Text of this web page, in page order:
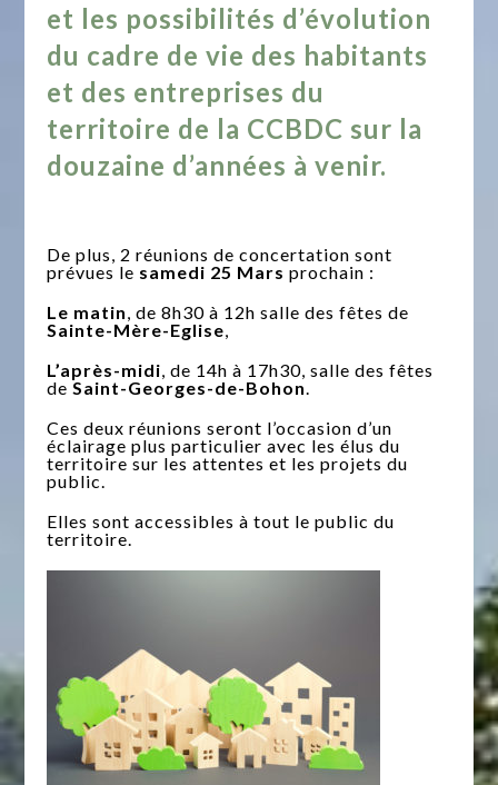
et les possibilités d’évolution
du cadre de vie des habitants
et des entreprises du
territoire de la CCBDC sur la
douzaine d’années à venir.
De plus, 2 réunions de concertation sont
prévues le samedi 25 Mars prochain :
Le matin, de 8h30 à 12h salle des fêtes de
Sainte-Mère-Eglise,
L’après-midi, de 14h à 17h30, salle des fêtes
deSaint-Georges-de-Bohon.
Ces deux réunions seront l’occasion d’un
éclairage plus particulier avec les élus du
territoire sur les attentes et les projets du
public.
Elles sont accessibles à tout le public du
territoire.